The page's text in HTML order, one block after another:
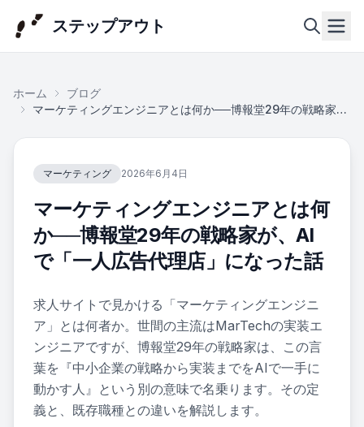
ステップアウト
ホーム
要
事業内
容
事例
ニュー
ス
ブログ
ホーム
ブログ
マーケティングエンジニアとは何か──博報堂29年の戦略家が、AIで「一人広告代理店」になった話
マーケティング 2026年6月4日
マーケティングエンジニアとは何
か──博報堂29年の戦略家が、AI
で「一人広告代理店」になった話
求人サイトで見かける「マーケティングエンジニ
ア」とは何者か。世間の主流はMarTechの実装エ
ンジニアですが、博報堂29年の戦略家は、この言
葉を『中小企業の戦略から実装までをAIで一手に
動かす人』という別の意味で名乗ります。その定
義と、既存職種との違いを解説します。